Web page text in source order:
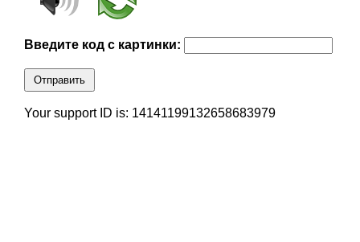
Введите код с картинки:
Отправить
Your support ID is: 14141199132658683979